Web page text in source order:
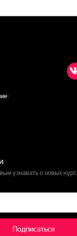
узнавать о новых
Подписаться